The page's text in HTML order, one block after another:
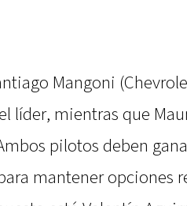
Mangoni
líder, mientras que
pilotos deben
mantener opciones